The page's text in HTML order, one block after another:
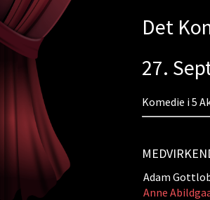
Det
27.
Komedie i 5
Adam
Anne